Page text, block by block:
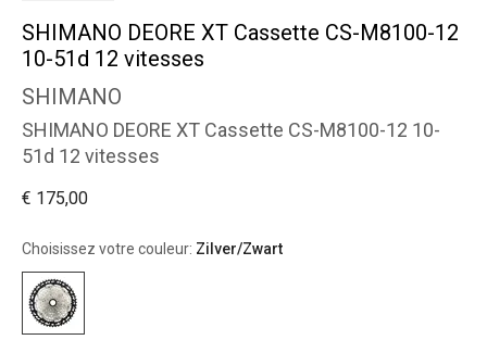
SHIMANO DEORE XT Cassette CS-M8100-12
10-51d 12 vitesses
SHIMANO
SHIMANO DEORE XT Cassette CS-M8100-12 10-
51d 12 vitesses
€ 175,00
Choisissez votre couleur: Zilver/Zwart